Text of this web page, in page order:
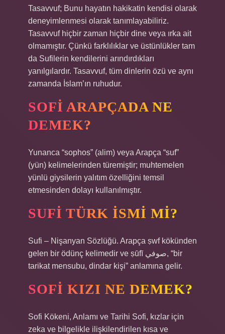
Tasavvuf; Bunu hayatın hakikatin kendisi olarak
deneyimlenmesi olarak tanımlayabiliriz.
Tasavvuf hiçbir zaman hiçbir dine veya ırka ait
olmamıştır. Çünkü farklılıklar ve üstünlükler tam
da Sufilerin kendilerini arındırdıkları
yanılgılardır. Tasavvuf, tüm dinlerin özü ve aynı
zamanda İslam’ın ruhudur.
SOFI ARAPÇADA NE
DEMEK?
Yunanca “sophos” (alim) veya Arapça “suf”
(yün) kelimelerinden türemiştir; muhtemelen
yünlü giysilerin yalıtım özelliğini temsil
etmesinden dolayı kullanılmıştır.
SUFI TÜRK ISMI MI?
Sufi – Nişanyan Sözlüğü. Arapça ṣwf kökünden
gelen bir ödünç kelimedir ve ṣūfī صوفي, “bir
tarikat mensubu, dindar kişi” anlamına gelir.
SOFI KIZI NE DEMEK?
Sofi Kökeni, Anlamı ve Tarihi Sofi, kızlar için
zeka ve bilgelikle ilişkilendirilen kısa ve